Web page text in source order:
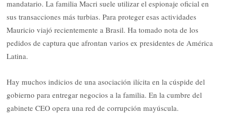
mandatario. La familia Macri suele utilizar el espionaje oficial en
sus transacciones más turbias. Para proteger esas actividades
Mauricio viajó recientemente a Brasil. Ha tomado nota de los
pedidos de captura que afrontan varios ex presidentes de América
Latina.
Hay muchos indicios de una asociación ilícita en la cúspide del
gobierno para entregar negocios a la familia. En la cumbre del
gabinete CEO opera una red de corrupción mayúscula.